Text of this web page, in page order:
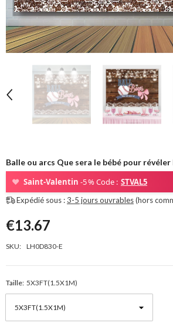
Balle ou arcs Que sera le bébé pour révéler
❤ Saint-Valentin -5 % Code : STVAL5
Expédié sous :3-5 jours ouvrables(hors
€13.67
SKU: LH0D830-E
Taille: 5X3FT(1.5X1M)